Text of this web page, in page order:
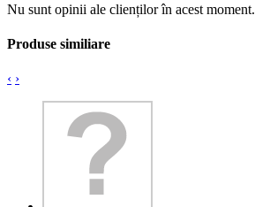
Nu sunt opinii ale clienților în acest moment.
Produse similiare
‹ ›